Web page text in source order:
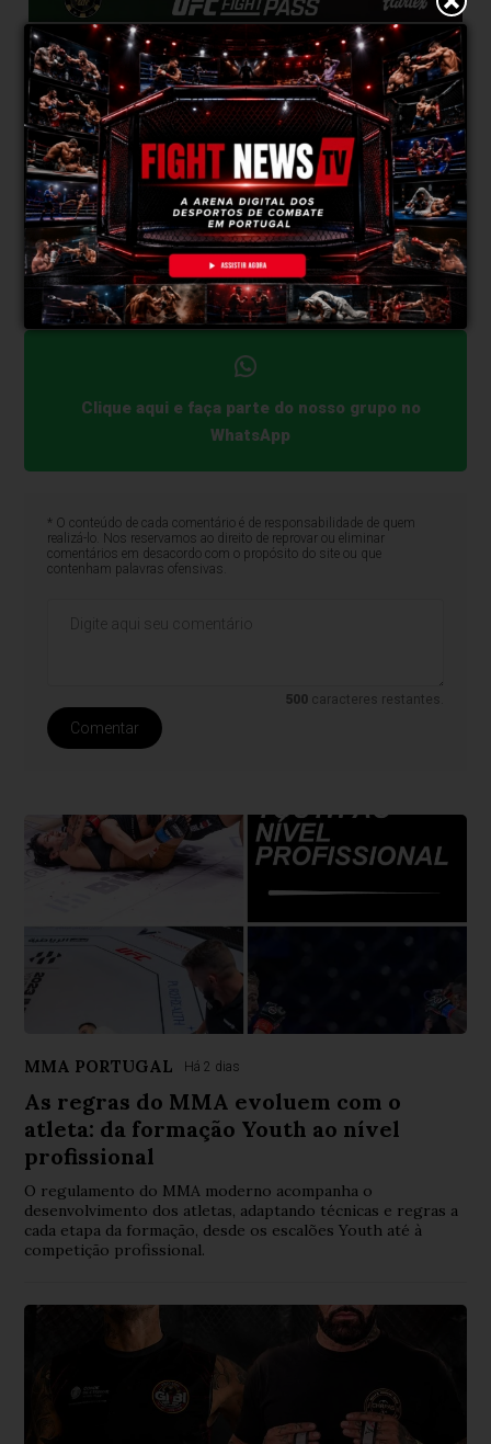
Gabriel Ramoscontinua assim a consolidar o seu
percurso internacional, levando o nome da sua equipa
e de Portugal a um evento marcante do calendário
mundial de artes marciais mistas, frente a um
adversário experiente e motivado pelo factor casa.
OCage Warriors 200promete ser uma noite
memorável, e o confronto entre Gabriel Ramos e
Keith Keogh está já apontado como um dos
combates a não perder.
Clique aqui e faça parte do nosso grupo no
WhatsApp
* O conteúdo de cada comentário é de responsabilidade de quem
realizá-lo. Nos reservamos ao direito de reprovar ou eliminar
comentários em desacordo com o propósito do site ou que
contenham palavras ofensivas.
500 caracteres restantes.
Comentar
MMA PORTUGAL Há 2 dias
As regras do MMA evoluem com o
atleta: da formação Youth ao nível
profissional
O regulamento do MMA moderno acompanha o
desenvolvimento dos atletas, adaptando técnicas e regras a
cada etapa da formação, desde os escalões Youth até à
competição profissional.